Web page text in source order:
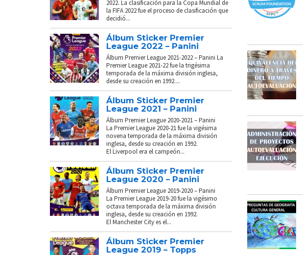
2022. La clasificación para la Copa Mundial de
la FIFA 2022 fue el proceso de clasificación que
decidió...
Álbum Sticker Premier
League 2022 – Panini
Álbum Premier League 2021-2022 – Panini La
Premier League 2021-22 fue la trigésima
temporada de la máxima división inglesa,
desde su creación en 1992....
Álbum Sticker Premier
League 2021 – Panini
Álbum Premier League 2020-2021 – Panini
La Premier League 2020-21 fue la vigésima
novena temporada de la máxima división
inglesa, desde su creación en 1992.
El Liverpool era el campeón...
Álbum Sticker Premier
League 2020 – Panini
Álbum Premier League 2019-2020 – Panini
La Premier League 2019-20 fue la vigésimo
octava temporada de la máxima división
inglesa, desde su creación en 1992.
El Manchester City es el...
Álbum Sticker Premier
League 2019 – Topps